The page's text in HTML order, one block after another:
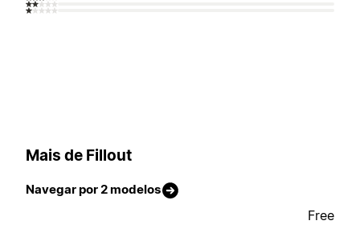
Mais de Fillout
Navegar por 2 modelos
Free